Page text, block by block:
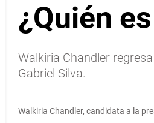
¿Quién
Walkiria Chandler
Gabriel Silva.
Walkiria Chandler, candidata a la